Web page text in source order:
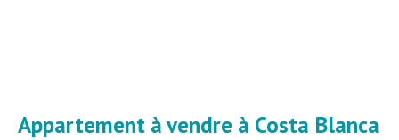
Appartement à vendre à Costa Blanca